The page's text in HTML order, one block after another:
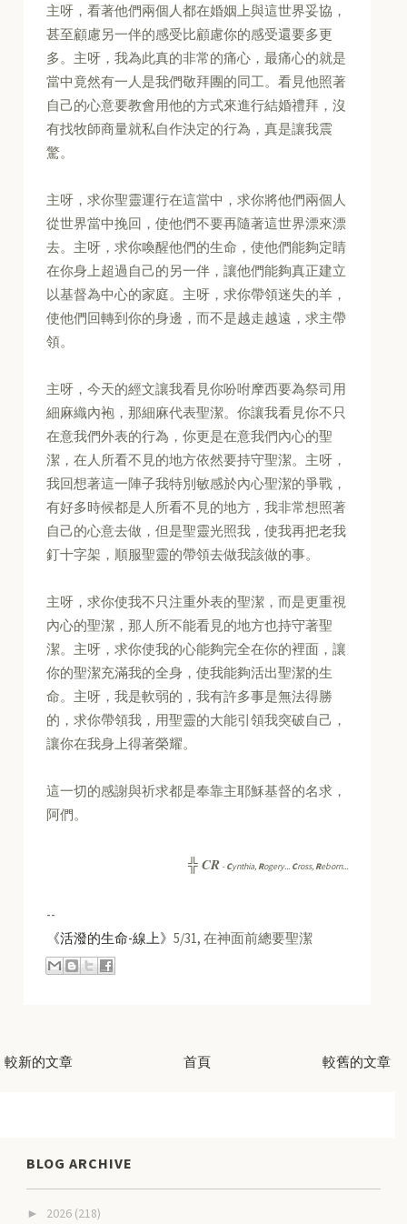
主呀，看著他們兩個人都在婚姻上與這世界妥協，
甚至顧慮另一伴的感受比顧慮你的感受還要多更
多。主呀，我為此真的非常的痛心，最痛心的就是
當中竟然有一人是我們敬拜團的同工。看見他照著
自己的心意要教會用他的方式來進行結婚禮拜，沒
有找牧師商量就私自作決定的行為，真是讓我震
驚。
主呀，求你聖靈運行在這當中，求你將他們兩個人
從世界當中挽回，使他們不要再隨著這世界漂來漂
去。主呀，求你喚醒他們的生命，使他們能夠定睛
在你身上超過自己的另一伴，讓他們能夠真正建立
以基督為中心的家庭。主呀，求你帶領迷失的羊，
使他們回轉到你的身邊，而不是越走越遠，求主帶
領。
主呀，今天的經文讓我看見你吩咐摩西要為祭司用
細麻織內袍，那細麻代表聖潔。你讓我看見你不只
在意我們外表的行為，你更是在意我們內心的聖
潔，在人所看不見的地方依然要持守聖潔。主呀，
我回想著這一陣子我特別敏感於內心聖潔的爭戰，
有好多時候都是人所看不見的地方，我非常想照著
自己的心意去做，但是聖靈光照我，使我再把老我
釘十字架，順服聖靈的帶領去做我該做的事。
主呀，求你使我不只注重外表的聖潔，而是更重視
內心的聖潔，那人所不能看見的地方也持守著聖
潔。主呀，求你使我的心能夠完全在你的裡面，讓
你的聖潔充滿我的全身，使我能夠活出聖潔的生
命。主呀，我是軟弱的，我有許多事是無法得勝
的，求你帶領我，用聖靈的大能引領我突破自己，
讓你在我身上得著榮耀。
這一切的感謝與祈求都是奉靠主耶穌基督的名求，
阿們。
╬CR -Cynthia, Rogery... Cross, Reborn...
--
《活潑的生命-線上》5/31, 在神面前總要聖潔
較新的文章 較舊的文章
首頁
BLOG ARCHIVE
► 2026 (218)